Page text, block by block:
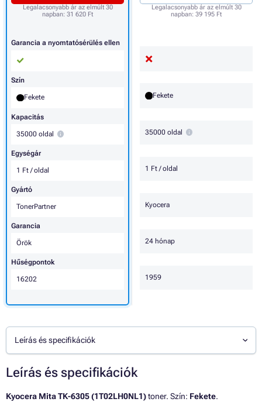
Legalacsonyabb ár az elmúlt 30
napban: 39 195 Ft
Fekete
35000 oldal
1 Ft / oldal
Kyocera
24 hónap
1959
Legalacsonyabb ár az elmúlt 30
napban: 31 620 Ft
Garancia a nyomtatósérülés ellen
Szín
Fekete
Kapacitás
35000 oldal
Egységár
1 Ft / oldal
Gyártó
TonerPartner
Garancia
Örök
Hűségpontok
16202
Leírás és specifikációk
Leírás és specifikációk
Kyocera Mita TK-6305 (1T02LH0NL1)toner. Szín: Fekete.